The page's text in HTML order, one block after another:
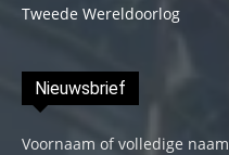
Tweede Wereldoorlog
Nieuwsbrief
Voornaam of volledige naam